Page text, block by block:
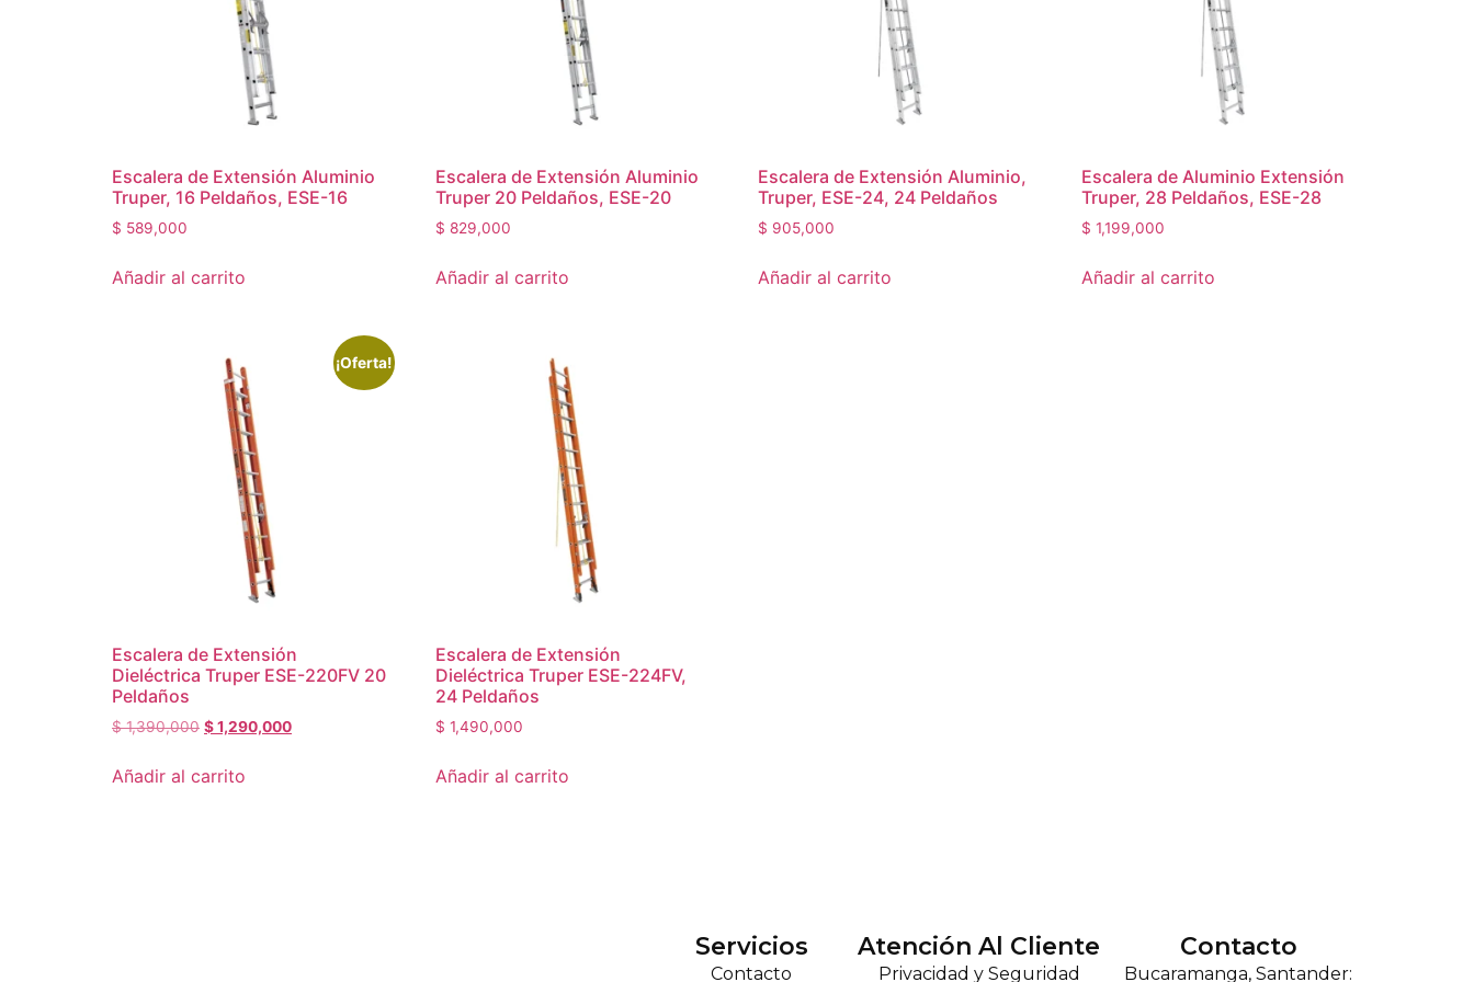
Escalera de Extensión Aluminio
Truper, 16 Peldaños, ESE-16
$ 589,000
Añadir al carrito
Escalera de Extensión Aluminio
Truper 20 Peldaños, ESE-20
$ 829,000
Añadir al carrito
Escalera de Extensión Aluminio,
Truper, ESE-24, 24 Peldaños
$ 905,000
Añadir al carrito
Escalera de Aluminio Extensión
Truper, 28 Peldaños, ESE-28
$ 1,199,000
Añadir al carrito
¡Oferta!
Escalera de Extensión
Dieléctrica Truper ESE-220FV 20
Peldaños
$1,390,000 $1,290,000
Añadir al carrito
Escalera de Extensión
Dieléctrica Truper ESE-224FV,
24 Peldaños
$ 1,490,000
Añadir al carrito
Servicios
Contacto
Atención Al Cliente
Privacidad y Seguridad
Contacto
Bucaramanga, Santander: